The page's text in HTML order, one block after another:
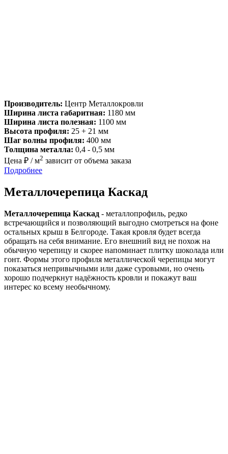
Производитель: Центр Металлокровли
Ширина листа габаритная: 1180 мм
Ширина листа полезная: 1100 мм
Высота профиля: 25 + 21 мм
Шаг волны профиля: 400 мм
Толщина металла: 0,4 - 0,5 мм
Цена ₽ / м2 зависит от объема заказа
Подробнее
Металлочерепица Каскад
Металлочерепица Каскад - металлопрофиль, редко
встречающийся и позволяющий выгодно смотреться на фоне
остальных крыш в Белгороде. Такая кровля будет всегда
обращать на себя внимание. Его внешний вид не похож на
обычную черепицу и скорее напоминает плитку шоколада или
гонт. Формы этого профиля металлической черепицы могут
показаться непривычными или даже суровыми, но очень
хорошо подчеркнут надёжность кровли и покажут ваш
интерес ко всему необычному.